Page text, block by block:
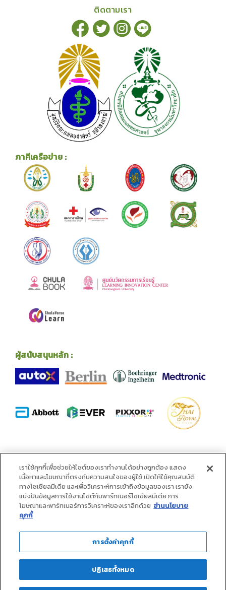
ติดตามเรา
ภาคีเครือข่าย :
ผู้สนับสนุนหลัก :
พันธมิตร :
เราใช้คุกกี้เพื่อช่วยให้ไซต์ของเราทำงานได้อย่างถูกต้อง แสดง
เนื้อหาและโฆษณาที่ตรงกับความสนใจของผู้ใช้ เปิดให้ใช้คุณสมบัติ
ทางโซเชียลมีเดีย และเพื่อวิเคราะห์การเข้าถึงข้อมูลของเรา เรายัง
แบ่งปันข้อมูลการใช้งานไซต์กับพาร์ทเนอร์โซเชียลมีเดีย การ
โฆษณาและพาร์ทเนอร์การวิเคราะห์ของเราอีกด้วย อ่านนโยบาย
คุกกี้
การตั้งค่าคุกกี้
ปฏิเสธทั้งหมด